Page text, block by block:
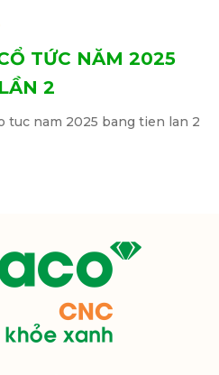
TỨC NĂM 2025
2
tuc nam 2025 bang tien lan 2